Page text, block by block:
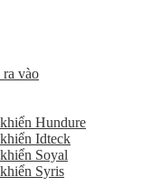
ra vào
Hundure
Idteck
Soyal
Syris